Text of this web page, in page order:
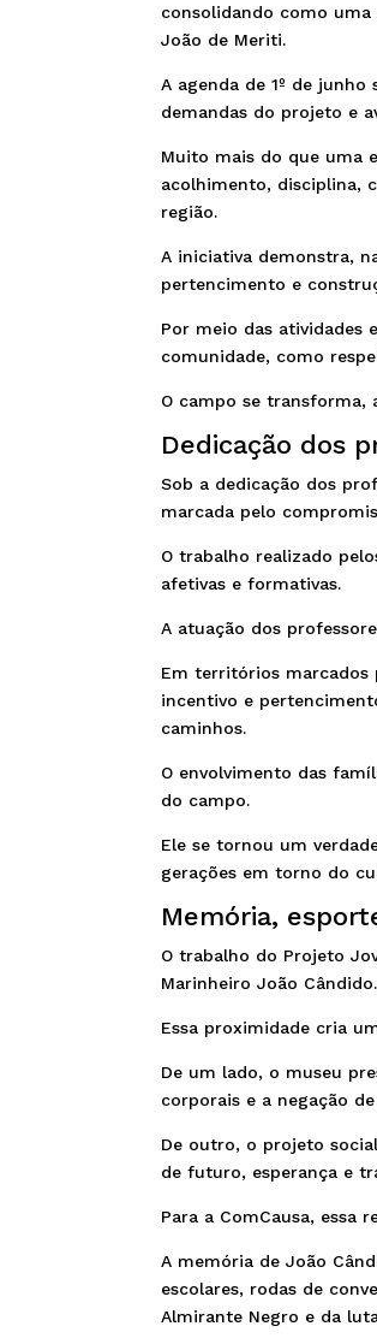
consolidando como
João de Meriti.
A agenda de 1º de
demandas do projeto e
Muito mais do que uma
acolhimento, disciplina,
região.
A iniciativa demonstra,
pertencimento e
Por meio das atividades
comunidade, como
O campo se transforma,
Dedicação dos
Sob a dedicação dos
marcada pelo
O trabalho realizado
afetivas e formativas.
A atuação dos
Em territórios marcados
incentivo e
caminhos.
O envolvimento das
do campo.
Ele se tornou um
gerações em torno do
Memória,
O trabalho do Projeto
Marinheiro João Cândido.
Essa proximidade cria
De um lado, o museu
corporais e a negação
De outro, o projeto
de futuro, esperança e
Para a ComCausa, essa
A memória de João
escolares, rodas de
Almirante Negro e da